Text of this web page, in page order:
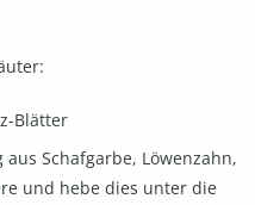
Blätter
Schafgarbe, Löwenzahn,
und hebe dies unter die